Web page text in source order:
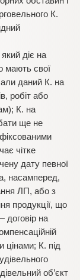
К.
діє на
мають свої
даний К. на
робіт або
К. на
ще не
чітке
дату певної
насамперед,
ЛП, або з
продукції, що
договір на
цінами; К. під
об’єкт